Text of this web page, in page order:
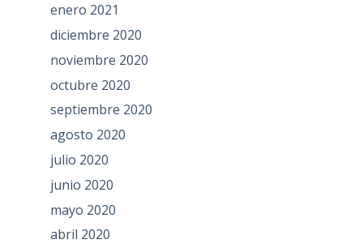
enero 2021
diciembre 2020
noviembre 2020
octubre 2020
septiembre 2020
agosto 2020
julio 2020
junio 2020
mayo 2020
abril 2020